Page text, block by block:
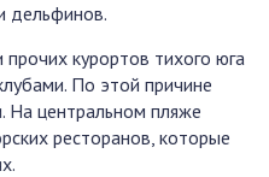
дельфинов.
курортов тихого юга
По этой причине
центральном пляже
ресторанов, которые